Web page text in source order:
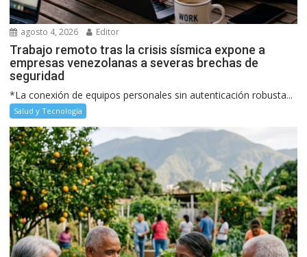
agosto 4, 2026 Editor
Trabajo remoto tras la crisis sísmica expone a
empresas venezolanas a severas brechas de
seguridad
*La conexión de equipos personales sin autenticación robusta...
Salud y Tecnología